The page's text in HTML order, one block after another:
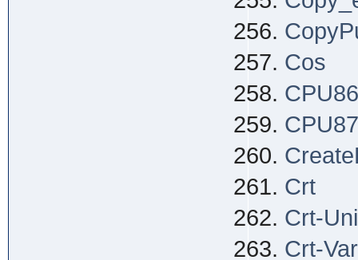
Cos
CPU86
CPU87
Crt
Crt-
Crt-